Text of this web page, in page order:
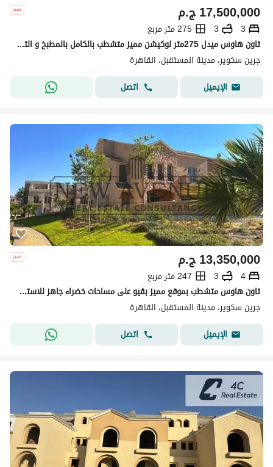
ج.م17,500,000
3
3
275 متر مربع
تاون هاوس ميدل 275متر لوكيشن مميز متشطب بالكامل بالمطبخ و التكيفات جاهزه للاستلام جرين سكوير مستقبل سيتي green square
جرين سكوير، مدينة المستقبل، القاهرة
الإيميل
اتصل
ج.م13,350,000
4
3
247 متر مربع
تاون هاوس متشطب بموقع مميز بڤيو على مساحات خضراء جاهز للاستلام في جرين سكوير مستقبل سيتي Green Square Mostakbal City
جرين سكوير، مدينة المستقبل، القاهرة
الإيميل
اتصل